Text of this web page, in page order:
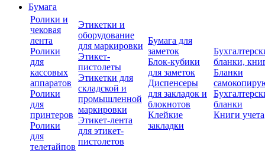
Бумага
Ролики и
чековая
лента
Ролики
для
кассовых
аппаратов
Ролики
для
принтеров
Ролики
для
телетайпов
Этикетки и
оборудование
для маркировки
Этикет-
пистолеты
Этикетки для
складской и
промышленной
маркировки
Этикет-лента
для этикет-
пистолетов
Бумага для
заметок
Блок-кубики
для заметок
Диспенсеры
для закладок и
блокнотов
Клейкие
закладки
бланки,
Бланки
бланки
Книги учета